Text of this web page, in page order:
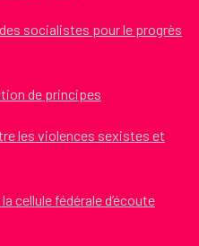
socialistes pour le progrès
de principes
les violences sexistes et
cellule fédérale d’écoute